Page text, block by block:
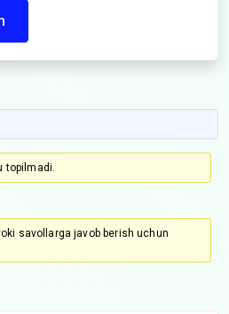
topilmadi.
savollarga javob berish uchun